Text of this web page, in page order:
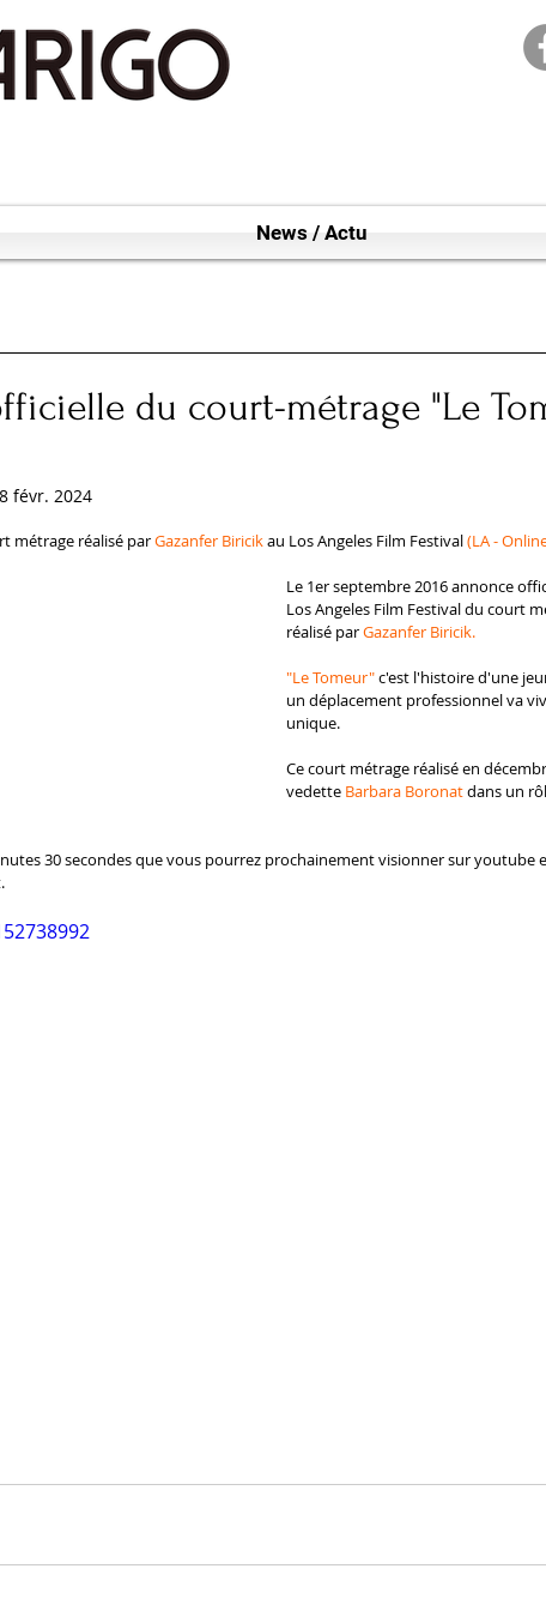
News / Actu
du court-métrage "Le
8 févr. 2024
sur 5.
métrage réalisé par Gazanfer Biricik au Los Angeles Film Festival (LA -
Le 1er septembre 2016 annonce
Los Angeles Film Festival du court
réalisé par Gazanfer Biricik.
"Le Tomeur" c'est l'histoire d'une
un déplacement professionnel va
unique.
Ce court métrage réalisé en
vedette Barbara Boronat dans un
30 secondes que vous pourrez prochainement visionner sur youtube